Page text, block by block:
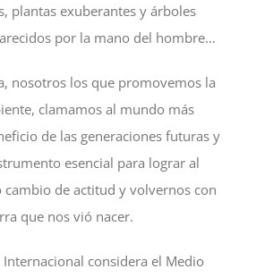
plantas exuberantes y árboles
por la mano del hombre…
nosotros los que promovemos la
clamamos al mundo más
de las generaciones futuras y
esencial para lograr al
cambio de actitud y volvernos con
que nos vió nacer.
considera el Medio